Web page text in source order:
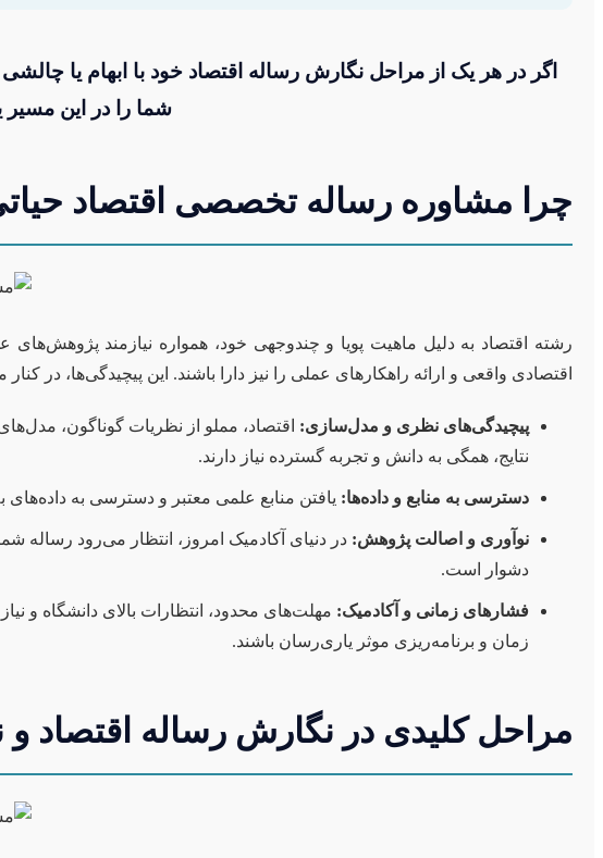
اگر در هر یک از مراحل نگارش رساله اقتصاد خود با ابهام یا
شما را در این مسیر
چرا مشاوره رساله تخصصی اقتصاد
رشته اقتصاد به دلیل ماهیت پویا و چندوجهی خود، همواره نیازمند پژوهش‌های
اقتصادی واقعی و ارائه راهکارهای عملی را نیز دارا باشند. این پیچیدگی‌ها،
پیچیدگی‌های نظری و مدل‌سازی: اقتصاد، مملو از نظریات گوناگون،
نتایج، همگی به دانش و تجربه گسترده نیاز دارند.
دسترسی به منابع و داده‌ها: یافتن منابع علمی معتبر و دسترسی به داده‌های
نوآوری و اصالت پژوهش: در دنیای آکادمیک امروز، انتظار می‌رود رساله
دشوار است.
فشارهای زمانی و آکادمیک: مهلت‌های محدود، انتظارات بالای دانشگاه و
زمان و برنامه‌ریزی موثر یاری‌رسان باشند.
مراحل کلیدی در نگارش رساله اقتصاد